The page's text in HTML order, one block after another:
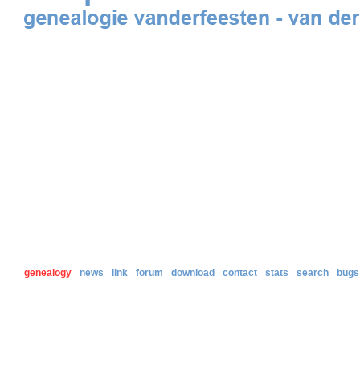
genealogy news link forum download contact stats search bugs